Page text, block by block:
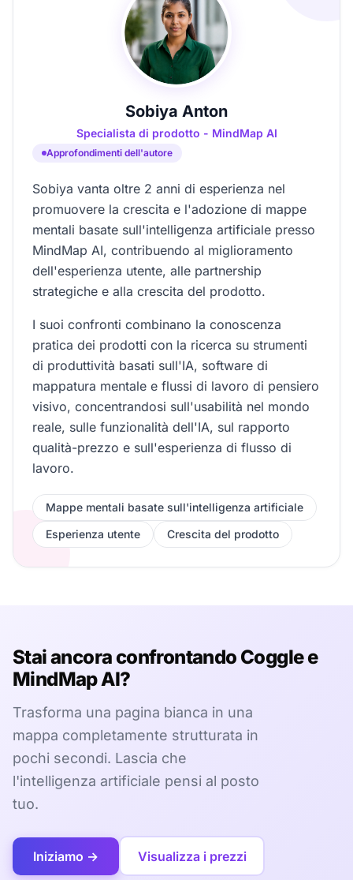
Sobiya Anton
Specialista di prodotto - MindMap AI
Approfondimenti dell'autore
Sobiya vanta oltre 2 anni di esperienza nel
promuovere la crescita e l'adozione di mappe
mentali basate sull'intelligenza artificiale presso
MindMap AI, contribuendo al miglioramento
dell'esperienza utente, alle partnership
strategiche e alla crescita del prodotto.
I suoi confronti combinano la conoscenza
pratica dei prodotti con la ricerca su strumenti
di produttività basati sull'IA, software di
mappatura mentale e flussi di lavoro di pensiero
visivo, concentrandosi sull'usabilità nel mondo
reale, sulle funzionalità dell'IA, sul rapporto
qualità-prezzo e sull'esperienza di flusso di
lavoro.
Mappe mentali basate sull'intelligenza artificiale
Esperienza utente
Crescita del prodotto
Stai ancora confrontando Coggle e
MindMap AI?
Trasforma una pagina bianca in una
mappa completamente strutturata in
pochi secondi. Lascia che
l'intelligenza artificiale pensi al posto
tuo.
Iniziamo → Visualizza i prezzi